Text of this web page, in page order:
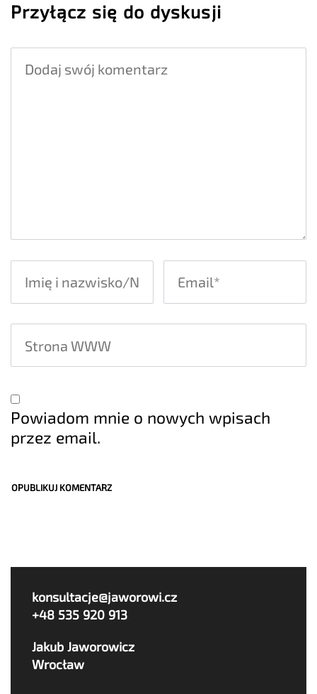
Przyłącz się do dyskusji
Powiadom mnie o nowych wpisach
przez email.
konsultacje@jaworowi.cz
+48 535 920 913
Jakub Jaworowicz
Wrocław